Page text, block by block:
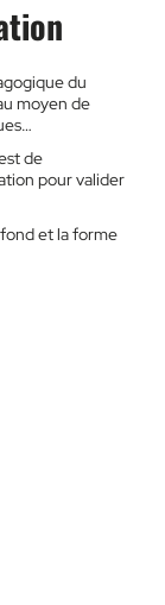
du
moyen de
de
pour valider
et la forme